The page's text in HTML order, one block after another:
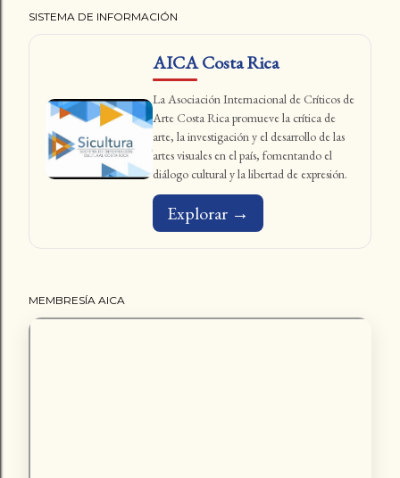
SISTEMA DE INFORMACIÓN
AICA Costa Rica
La Asociación Internacional de Críticos de
Arte Costa Rica promueve la crítica de
arte, la investigación y el desarrollo de las
artes visuales en el país, fomentando el
diálogo cultural y la libertad de expresión.
Explorar →
MEMBRESÍA AICA